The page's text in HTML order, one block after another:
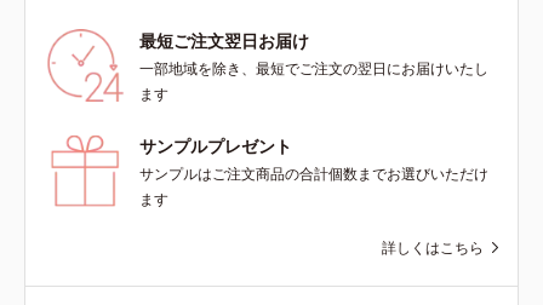
最短ご注文翌日お届け
一部地域を除き、最短でご注文の翌日にお届けいたし
ます
サンプルプレゼント
サンプルはご注文商品の合計個数までお選びいただけ
ます
詳しくはこちら